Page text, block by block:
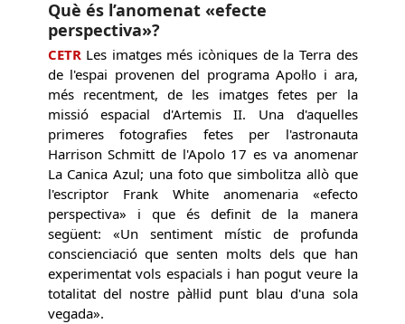
Què és l’anomenat «efecte
perspectiva»?
CETRLes imatges més icòniques de la Terra des
de l'espai provenen del programa Apol·lo i ara,
més recentment, de les imatges fetes per la
missió espacial d'Artemis II. Una d'aquelles
primeres fotografies fetes per l'astronauta
Harrison Schmitt de l'Apolo 17 es va anomenar
La Canica Azul; una foto que simbolitza allò que
l'escriptor Frank White anomenaria «efecto
perspectiva» i que és definit de la manera
següent: «Un sentiment místic de profunda
conscienciació que senten molts dels que han
experimentat vols espacials i han pogut veure la
totalitat del nostre pàl·lid punt blau d'una sola
vegada».